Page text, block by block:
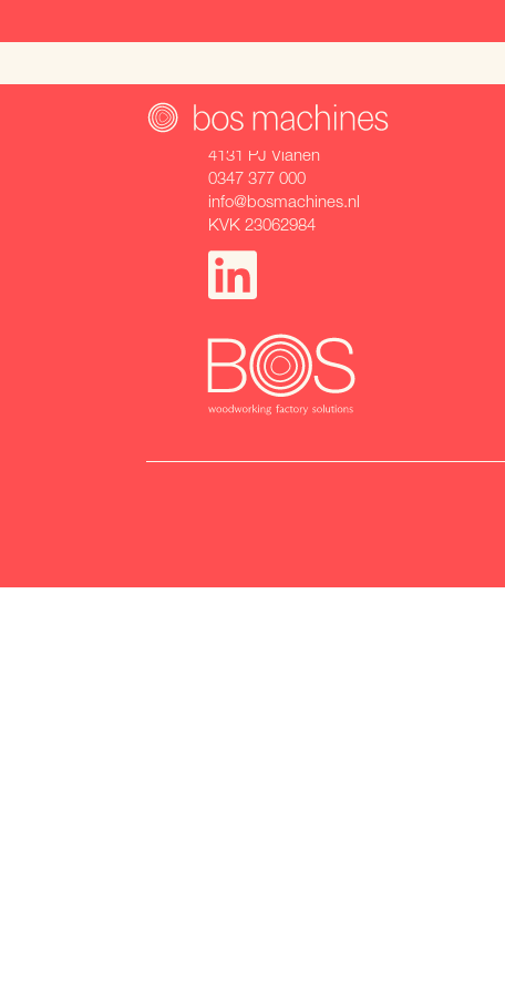
Mijlweg 5
4131 PJ Vianen
0347 377 000
info@bosmachines.nl
KVK 23062984